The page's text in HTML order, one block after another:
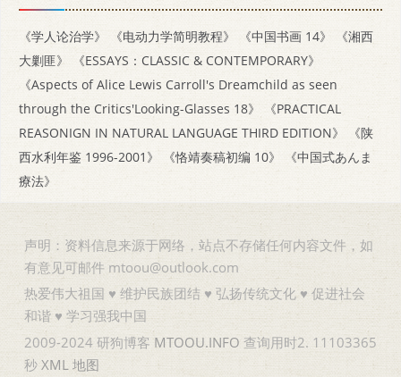
《学人论治学》 《电动力学简明教程》 《中国书画 14》
《湘西
大剿匪》
《ESSAYS：CLASSIC & CONTEMPORARY》
《Aspects of Alice Lewis Carroll's Dreamchild as seen
through the Critics'Looking-Glasses 18》
《PRACTICAL
REASONIGN IN NATURAL LANGUAGE THIRD EDITION》
《陕
西水利年鉴 1996-2001》
《恪靖奏稿初编 10》
《中国式あんま
療法》
声明：资料信息来源于网络，站点不存储任何内容文件，如
有意见可邮件 mtoou@outlook.com
热爱伟大祖国 ♥ 维护民族团结 ♥ 弘扬传统文化 ♥ 促进社会
和谐 ♥ 学习强我中国
2009-2024 研狗博客 MTOOU.INFO 查询用时2. 11103365
秒 XML 地图